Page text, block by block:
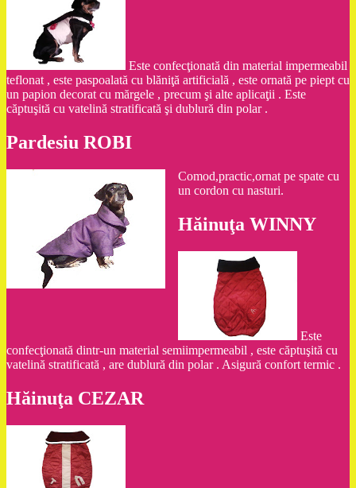
Este confecţionată din material impermeabil
teflonat , este paspoalată cu blăniţă artificială , este ornată pe piept cu
un papion decorat cu mărgele , precum şi alte aplicaţii . Este
căptuşită cu vatelină stratificată şi dublură din polar .
Pardesiu ROBI
Comod,practic,ornat pe spate cu
un cordon cu nasturi.
Hăinuţa WINNY
Este
confecţionată dintr-un material semiimpermeabil , este căptuşită cu
vatelină stratificată , are dublură din polar . Asigură confort termic .
Hăinuţa CEZAR